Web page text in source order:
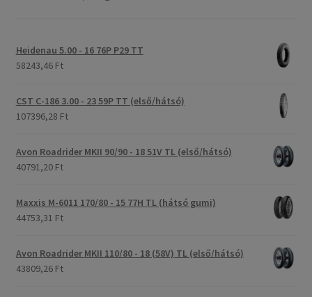
Heidenau 5.00 - 16 76P P29 TT
58243,46 Ft
CST C-186 3.00 - 23 59P TT (első/hátsó)
107396,28 Ft
Avon Roadrider MKII 90/90 - 18 51V TL (első/hátsó)
40791,20 Ft
Maxxis M-6011 170/80 - 15 77H TL (hátsó gumi)
44753,31 Ft
Avon Roadrider MKII 110/80 - 18 (58V) TL (első/hátsó)
43809,26 Ft